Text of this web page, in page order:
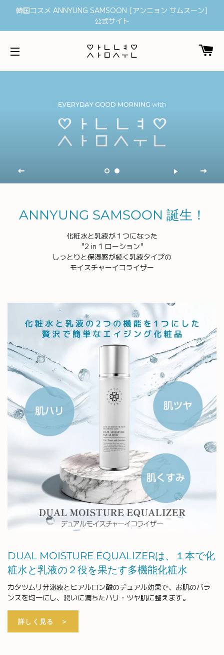
韓国コスメ ANNYUNG SAMSOON [アンニョン サムスーン]
公式サイト
ANNYUNG SAMSOON 誕生！
化粧水と乳液が１つになった
"2 in 1 ローション"
しっとりと保湿感が続く乳液タイプの
モイスチャーイコライザー
DUAL MOISTURE EQUALIZERは、１本で化
粧水と乳液の２役を果たす多機能化粧水
カタツムリ分泌液とヒアルロン酸のデュアル効果で、お肌のバラ
ンスを均一にし、潤いに満ちたハリ・ツヤ肌に整えます。
詳しく見る ＞